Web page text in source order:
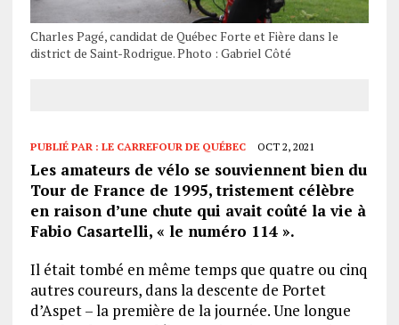
Charles Pagé, candidat de Québec Forte et Fière dans le
district de Saint-Rodrigue. Photo : Gabriel Côté
PUBLIÉ PAR : LE CARREFOUR DE QUÉBEC OCT 2, 2021
Les amateurs de vélo se souviennent bien du
Tour de France de 1995, tristement célèbre
en raison d’une chute qui avait coûté la vie à
Fabio Casartelli, « le numéro 114 ».
Il était tombé en même temps que quatre ou cinq
autres coureurs, dans la descente de Portet
d’Aspet – la première de la journée. Une longue